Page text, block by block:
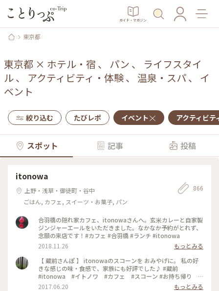
ガイド・マガジン
東京都
東京都 × ホテル・宿 、 パン 、 ライフスタイ
ル、 アクティビティ・体験、 温泉・スパ、 イ
ベント
絞り込む たびレポ イベント アクティビテ
スポット 記事 投稿
itonowa
上野・浅草・御徒町・谷中
ごはん, カフェ, スイーツ・お菓子, パン
866
合羽橋の隠れ家カフェ、itonowaさんへ。玄米カレーと自家製
ジンジャーエールをいただきました。なかなか予約がとれず、
念願の来店です！#カフェ #合羽橋 #ランチ #itonowa
2018.11.26
もっとみる
【 蔵前さんぽ 】 itonowaのスコーンを おみやげに。 私の好
きな感じの味・食感で、家族にも好評でした♪ #蔵前
#itonowa #イトノワ #カフェ #スコーン #お持ち帰り #
おみやげ
2017.06.20
もっとみる